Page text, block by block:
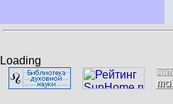
Loading